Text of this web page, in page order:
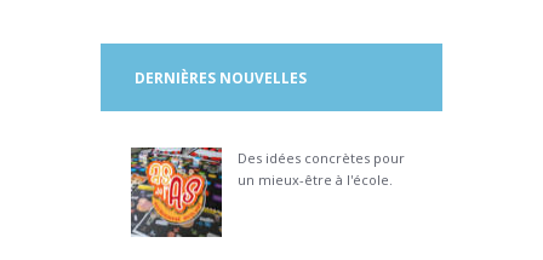
DERNIÈRES NOUVELLES
Des idées concrètes pour
un mieux-être à l'école.